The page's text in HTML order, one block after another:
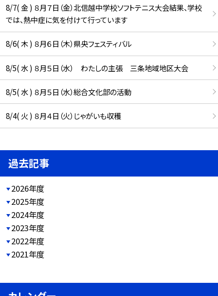
8/7( 金 ) ８月７日（金）北信越中学校ソフトテニス大会結果、学校
では、熱中症に気を付けて行っています
8/6( 木 ) ８月６日（木）県央フェスティバル
8/5( 水 ) ８月５日（水） わたしの主張 三条地域地区大会
8/5( 水 ) ８月５日（水）総合文化部の活動
8/4( 火 ) ８月４日（火）じゃがいも収穫
過去記事
2026年度
2025年度
2024年度
2023年度
2022年度
2021年度